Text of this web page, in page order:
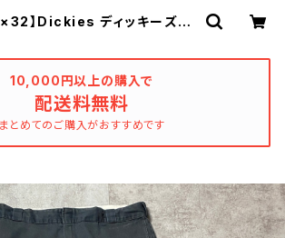
】Dickies ディッキーズ
10,000円以上の購入で
配送料無料
まとめてのご購入がおすすめです